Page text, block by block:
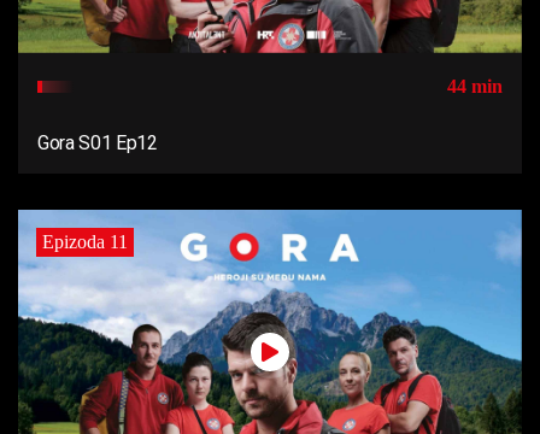
44 min
Gora S01 Ep12
Epizoda 11